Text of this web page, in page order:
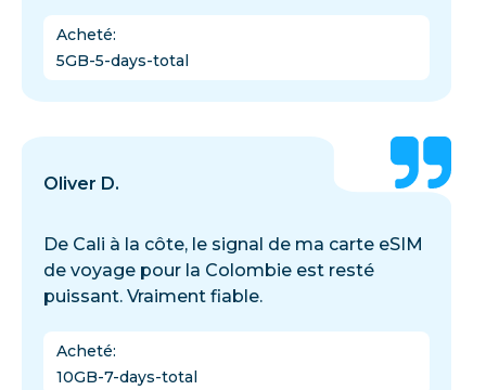
Acheté:
5GB-5-days-total
Oliver D.
De Cali à la côte, le signal de ma carte eSIM
de voyage pour la Colombie est resté
puissant. Vraiment fiable.
Acheté:
10GB-7-days-total